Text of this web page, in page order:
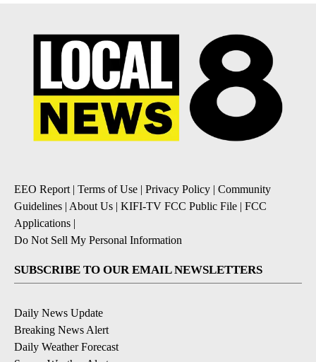
EEO Report | Terms of Use | Privacy Policy | Community
Guidelines | About Us | KIFI-TV FCC Public File | FCC
Applications |
Do Not Sell My Personal Information
SUBSCRIBE TO OUR EMAIL NEWSLETTERS
Daily News Update
Breaking News Alert
Daily Weather Forecast